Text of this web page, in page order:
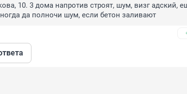
10. 3 дома напротив строят, шум, визг адский,
да полночи шум, если бетон заливают